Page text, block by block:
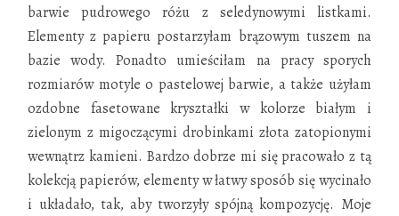
barwie pudrowego różu z seledynowymi listkami.
Elementy z papieru postarzyłam brązowym tuszem na
bazie wody. Ponadto umieściłam na pracy sporych
rozmiarów motyle o pastelowej barwie, a także użyłam
ozdobne fasetowane kryształki w kolorze białym i
zielonym z migoczącymi drobinkami złota zatopionymi
wewnątrz kamieni. Bardzo dobrze mi się pracowało z tą
kolekcją papierów, elementy w łatwy sposób się wycinało
i układało, tak, aby tworzyły spójną kompozycję. Moje